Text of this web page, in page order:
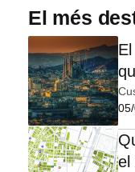
El més
el